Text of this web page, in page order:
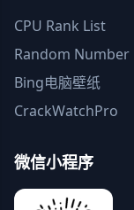
CPU Rank List
Random
Bing电脑壁纸
CrackWatchPro
微信小程序